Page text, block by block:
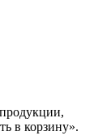
в корзину».